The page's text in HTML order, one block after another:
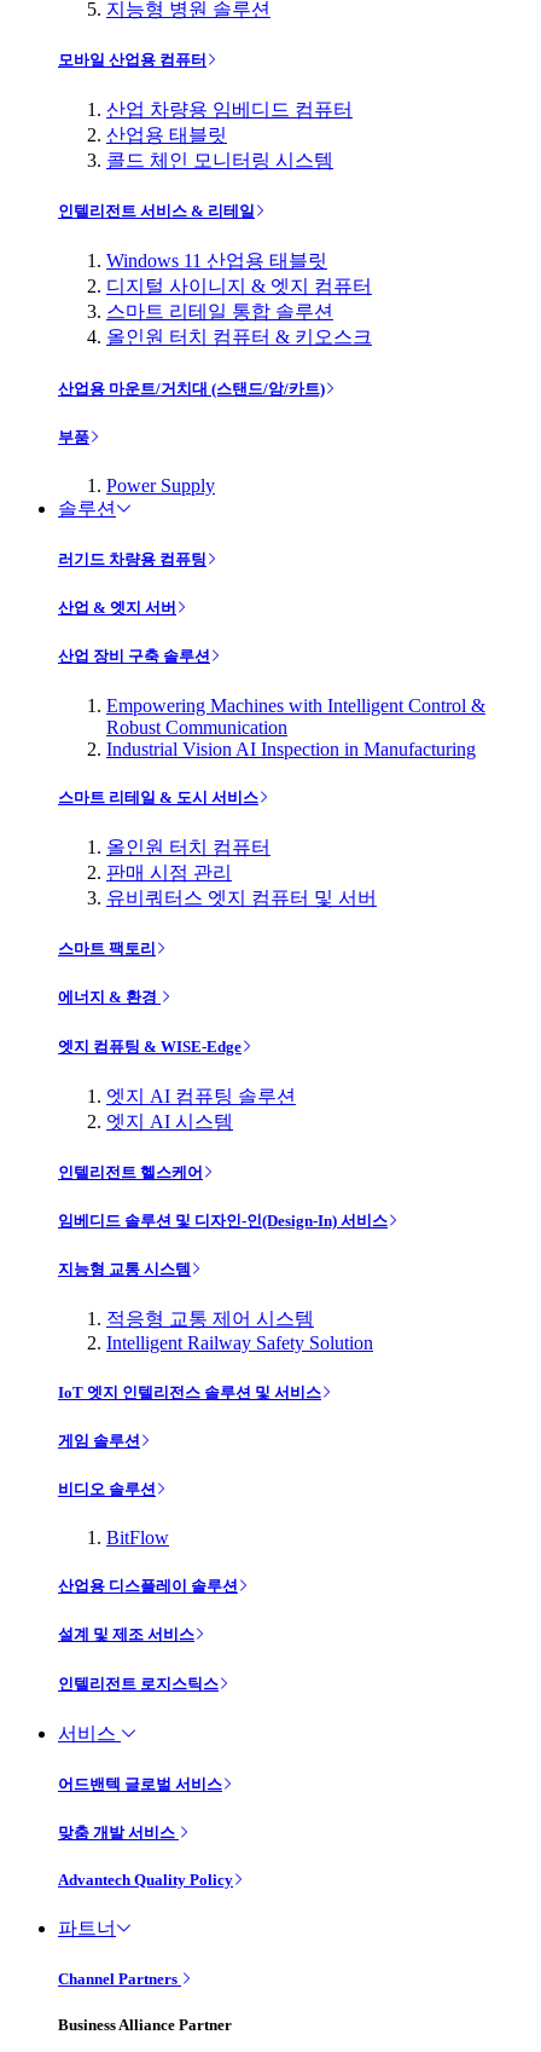
지능형 병원 솔루션
모바일 산업용 컴퓨터
산업 차량용 임베디드 컴퓨터
산업용 태블릿
콜드 체인 모니터링 시스템
인텔리전트 서비스 & 리테일
Windows 11 산업용 태블릿
디지털 사이니지 & 엣지 컴퓨터
스마트 리테일 통합 솔루션
올인원 터치 컴퓨터 & 키오스크
산업용 마운트/거치대 (스탠드/암/카트)
부품
Power Supply
솔루션
러기드 차량용 컴퓨팅
산업 & 엣지 서버
산업 장비 구축 솔루션
Empowering Machines with Intelligent Control &
Robust Communication
Industrial Vision AI Inspection in Manufacturing
스마트 리테일 & 도시 서비스
올인원 터치 컴퓨터
판매 시점 관리
유비쿼터스 엣지 컴퓨터 및 서버
스마트 팩토리
에너지 & 환경
엣지 컴퓨팅 & WISE-Edge
엣지 AI 컴퓨팅 솔루션
엣지 AI 시스템
인텔리전트 헬스케어
임베디드 솔루션 및 디자인-인(Design-In) 서비스
지능형 교통 시스템
적응형 교통 제어 시스템
Intelligent Railway Safety Solution
IoT 엣지 인텔리전스 솔루션 및 서비스
게임 솔루션
비디오 솔루션
BitFlow
산업용 디스플레이 솔루션
설계 및 제조 서비스
인텔리전트 로지스틱스
서비스
어드밴텍 글로벌 서비스
맞춤 개발 서비스
Advantech Quality Policy
파트너
Channel Partners
Business Alliance Partner